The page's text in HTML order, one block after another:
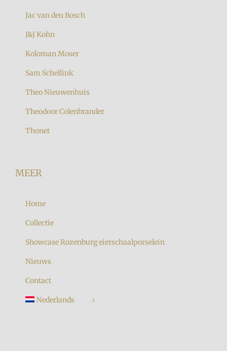
Jac van den Bosch
J&J Kohn
Koloman Moser
Sam Schellink
Theo Nieuwenhuis
Theodoor Colenbrander
Thonet
MEER
Home
Collectie
Showcase Rozenburg eierschaalporselein
Nieuws
Contact
Nederlands